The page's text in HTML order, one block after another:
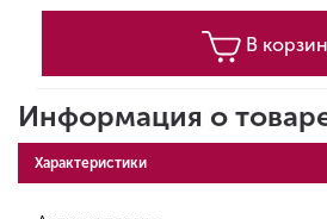
В
Информация о
Характеристики